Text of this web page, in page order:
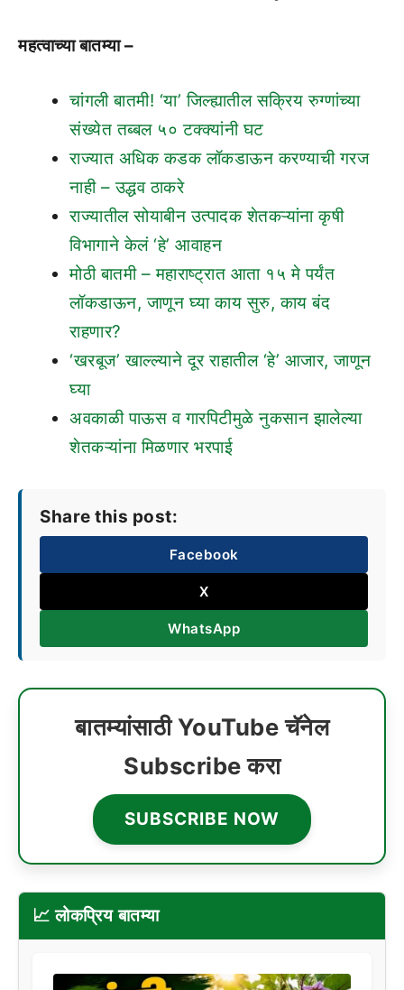
महत्वाच्या बातम्या –
चांगली बातमी! ‘या’ जिल्ह्यातील सक्रिय रुग्णांच्या
संख्येत तब्बल ५० टक्क्यांनी घट
राज्यात अधिक कडक लॉकडाऊन करण्याची गरज
नाही – उद्धव ठाकरे
राज्यातील सोयाबीन उत्पादक शेतकऱ्यांना कृषी
विभागाने केलं ‘हे’ आवाहन
मोठी बातमी – महाराष्ट्रात आता १५ मे पर्यंत
लॉकडाऊन, जाणून घ्या काय सुरु, काय बंद
राहणार?
‘खरबूज’ खाल्ल्याने दूर राहातील ‘हे’ आजार, जाणून
घ्या
अवकाळी पाऊस व गारपिटीमुळे नुकसान झालेल्या
शेतकऱ्यांना मिळणार भरपाई
Share this post:
Facebook
X
WhatsApp
बातम्यांसाठी YouTube चॅनेल
Subscribe करा
SUBSCRIBE NOW
📈 लोकप्रिय बातम्या